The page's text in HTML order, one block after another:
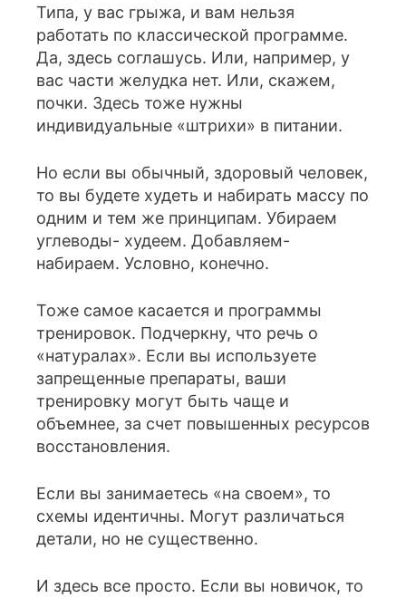
Типа, у вас грыжа, и вам нельзя
работать по классической программе.
Да, здесь соглашусь. Или, например, у
вас части желудка нет. Или, скажем,
почки. Здесь тоже нужны
индивидуальные «штрихи» в питании.
Но если вы обычный, здоровый человек,
то вы будете худеть и набирать массу по
одним и тем же принципам. Убираем
углеводы- худеем. Добавляем-
набираем. Условно, конечно.
Тоже самое касается и программы
тренировок. Подчеркну, что речь о
«натуралах». Если вы используете
запрещенные препараты, ваши
тренировку могут быть чаще и
объемнее, за счет повышенных ресурсов
восстановления.
Если вы занимаетесь «на своем», то
схемы идентичны. Могут различаться
детали, но не существенно.
И здесь все просто. Если вы новичок, то